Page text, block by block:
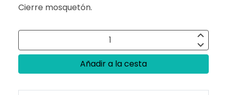
Cierre mosquetón.
Añadir a la cesta